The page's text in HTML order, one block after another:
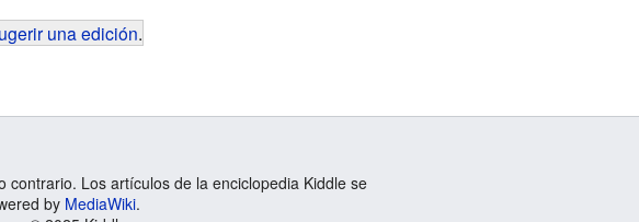
una edición.
contrario. Los artículos de la enciclopedia Kiddle se
by MediaWiki.